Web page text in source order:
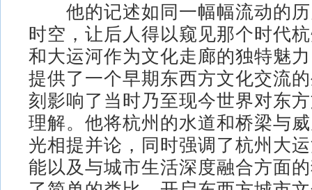
他的记述如同一幅幅流动的历
时空，让后人得以窥见那个时代
和大运河作为文化走廊的独特魅
提供了一个早期东西方文化交流
刻影响了当时乃至现今世界对东
理解。他将杭州的水道和桥梁与
光相提并论，同时强调了杭州大
能以及与城市生活深度融合方面